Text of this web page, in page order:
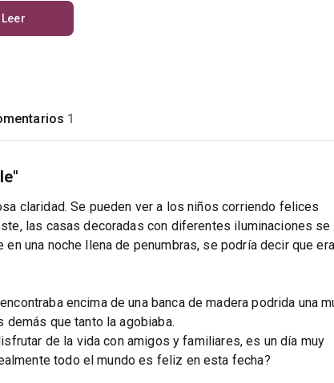
Leer
1
claridad. Se pueden ver a los niños corriendo felices
las casas decoradas con diferentes iluminaciones se
una noche llena de penumbras, se podría decir que
encima de una banca de madera podrida una
que tanto la agobiaba.
de la vida con amigos y familiares, es un día muy
todo el mundo es feliz en esta fecha?